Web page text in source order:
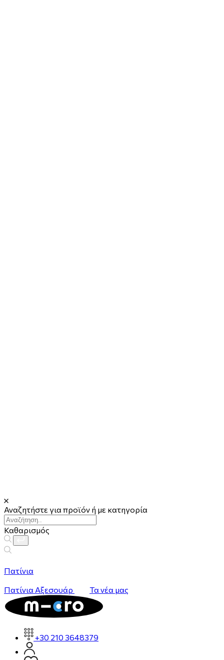
Αναζητήστε για προϊόν ή με κατηγορία
Καθαρισμός
Πατίνια
Πατίνια Αξεσουάρ Τα νέα μας
+30 210 3648379